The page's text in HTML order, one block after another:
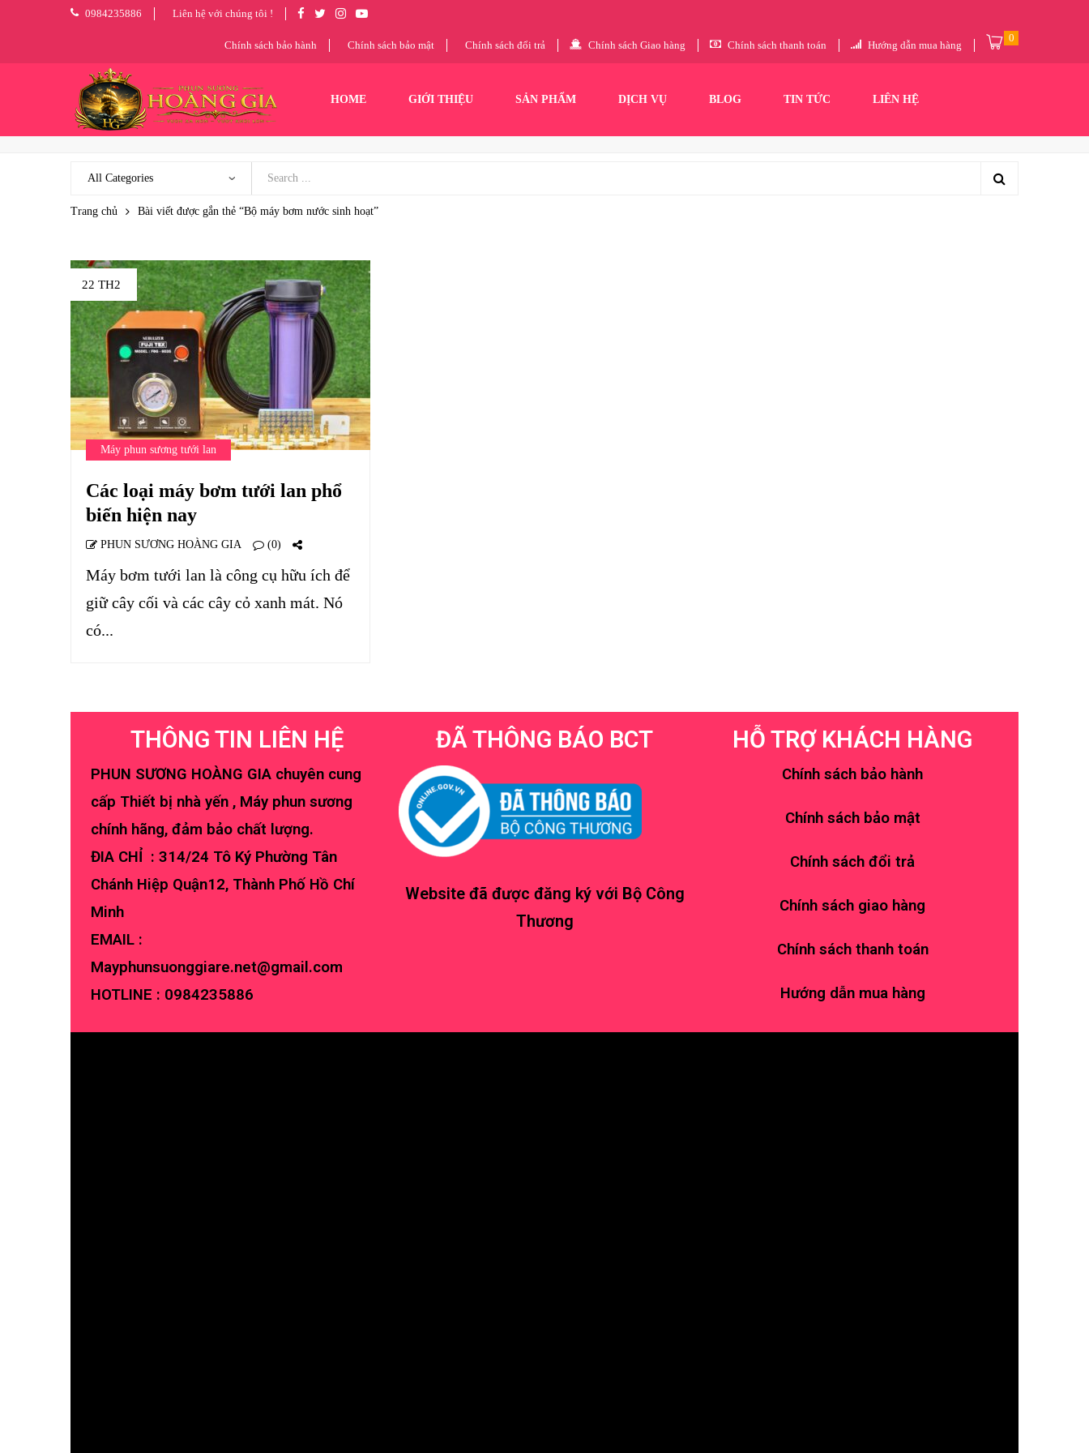
0984235886 Liên hệ với chúng tôi !
Chính sách bảo hành Chính sách bảo mật Chính sách đổi trả Chính sách Giao hàng Chính sách thanh toán Hướng dẫn mua hàng
0
HOME GIỚI THIỆU SẢN PHẨM DỊCH VỤ BLOG TIN TỨC LIÊN HỆ
Trang chủ Bài viết được gắn thẻ “Bộ máy bơm nước sinh hoạt”
22 TH2
Máy phun sương tưới lan
Các loại máy bơm tưới lan phổ
biến hiện nay
PHUN SƯƠNG HOÀNG GIA (0)
Máy bơm tưới lan là công cụ hữu ích để
giữ cây cối và các cây cỏ xanh mát. Nó
có...
THÔNG TIN LIÊN HỆ
PHUN SƯƠNG HOÀNG GIA chuyên cung
cấp Thiết bị nhà yến , Máy phun sương
chính hãng, đảm bảo chất lượng.
ĐIA CHỈ : 314/24 Tô Ký Phường Tân
Chánh Hiệp Quận12, Thành Phố Hồ Chí
Minh
EMAIL :
Mayphunsuonggiare.net@gmail.com
HOTLINE : 0984235886
ĐÃ THÔNG BÁO BCT
Website đã được đăng ký với Bộ Công
Thương
HỖ TRỢ KHÁCH HÀNG
Chính sách bảo hành
Chính sách bảo mật
Chính sách đổi trả
Chính sách giao hàng
Chính sách thanh toán
Hướng dẫn mua hàng